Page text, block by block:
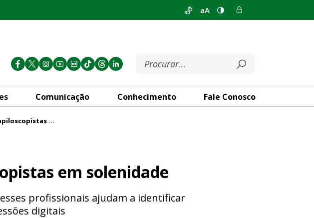
aA
Comunicação Conhecimento Fale Conosco
CLDF reverencia peritos papiloscopistas em solenidade
em solenidade
profissionais ajudam a identificar
digitais